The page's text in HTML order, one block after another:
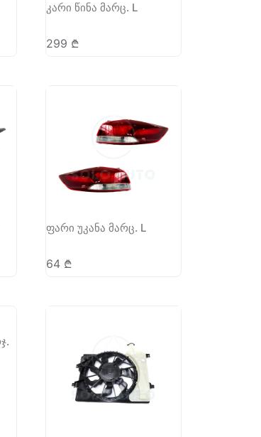
კარი წინა მარც. L
299 ₾
ფარი უკანა მარც. L
64 ₾